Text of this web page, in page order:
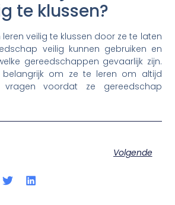
te klussen?
leren veilig te klussen door ze te laten
veilig kunnen gebruiken en
gereedschappen gevaarlijk zijn.
om ze te leren om altijd
voordat ze gereedschap
Volgende